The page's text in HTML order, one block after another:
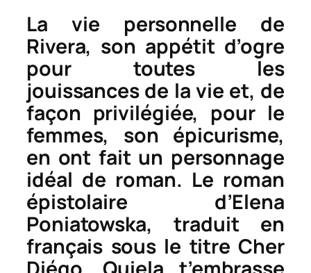
La vie personnelle de
Rivera, son appétit d’ogre
pour toutes les
jouissances de la vie et, de
façon privilégiée, pour le
femmes, son épicurisme,
en ont fait un personnage
idéal de roman. Le roman
épistolaire d’Elena
Poniatowska, traduit en
français sous le titreCher